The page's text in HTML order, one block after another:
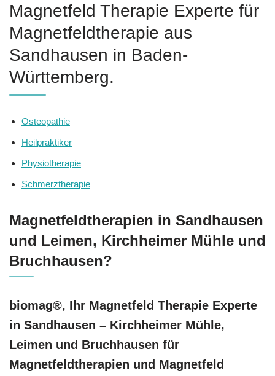
Magnetfeld Therapie Experte für
Magnetfeldtherapie aus
Sandhausen in Baden-
Württemberg.
Osteopathie
Heilpraktiker
Physiotherapie
Schmerztherapie
Magnetfeldtherapien in Sandhausen
und Leimen, Kirchheimer Mühle und
Bruchhausen?
biomag®, Ihr Magnetfeld Therapie Experte
in Sandhausen – Kirchheimer Mühle,
Leimen und Bruchhausen für
Magnetfeldtherapien und Magnetfeld